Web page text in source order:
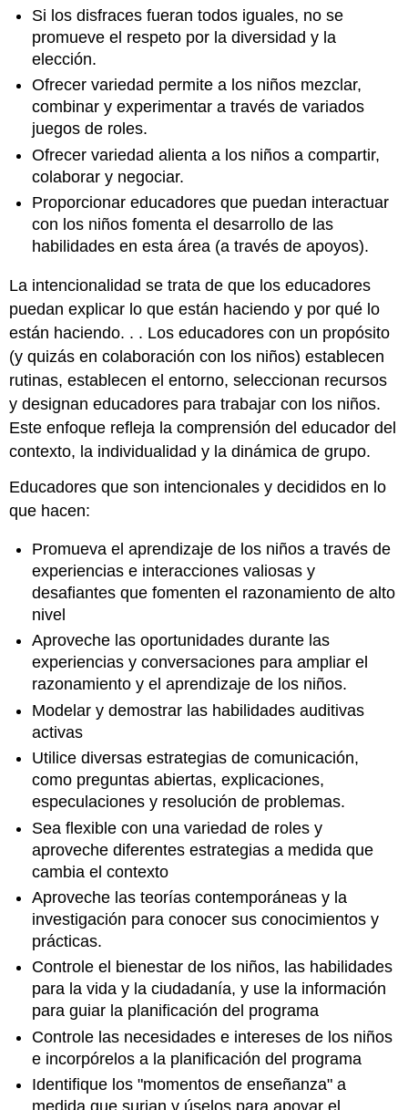
Si los disfraces fueran todos iguales, no se
promueve el respeto por la diversidad y la
elección.
Ofrecer variedad permite a los niños mezclar,
combinar y experimentar a través de variados
juegos de roles.
Ofrecer variedad alienta a los niños a compartir,
colaborar y negociar.
Proporcionar educadores que puedan interactuar
con los niños fomenta el desarrollo de las
habilidades en esta área (a través de apoyos).
La intencionalidad se trata de que los educadores
puedan explicar lo que están haciendo y por qué lo
están haciendo. . . Los educadores con un propósito
(y quizás en colaboración con los niños) establecen
rutinas, establecen el entorno, seleccionan recursos
y designan educadores para trabajar con los niños.
Este enfoque refleja la comprensión del educador del
contexto, la individualidad y la dinámica de grupo.
Educadores que son intencionales y decididos en lo
que hacen:
Promueva el aprendizaje de los niños a través de
experiencias e interacciones valiosas y
desafiantes que fomenten el razonamiento de alto
nivel
Aproveche las oportunidades durante las
experiencias y conversaciones para ampliar el
razonamiento y el aprendizaje de los niños.
Modelar y demostrar las habilidades auditivas
activas
Utilice diversas estrategias de comunicación,
como preguntas abiertas, explicaciones,
especulaciones y resolución de problemas.
Sea flexible con una variedad de roles y
aproveche diferentes estrategias a medida que
cambia el contexto
Aproveche las teorías contemporáneas y la
investigación para conocer sus conocimientos y
prácticas.
Controle el bienestar de los niños, las habilidades
para la vida y la ciudadanía, y use la información
para guiar la planificación del programa
Controle las necesidades e intereses de los niños
e incorpórelos a la planificación del programa
Identifique los "momentos de enseñanza" a